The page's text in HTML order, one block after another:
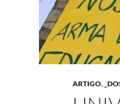
ARTIGO,